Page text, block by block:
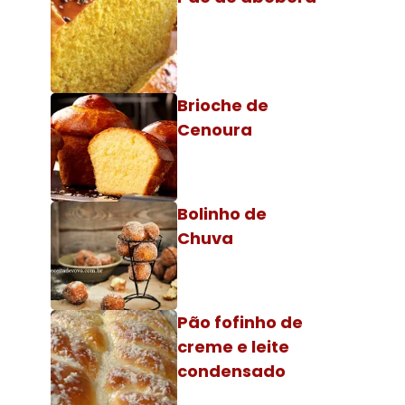
Brioche de
Cenoura
Bolinho de
Chuva
Pão fofinho de
creme e leite
condensado